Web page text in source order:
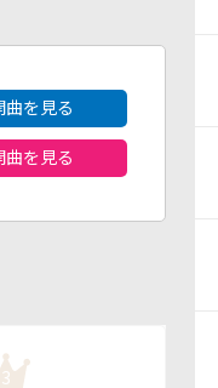
曲を見る
曲を見る
3